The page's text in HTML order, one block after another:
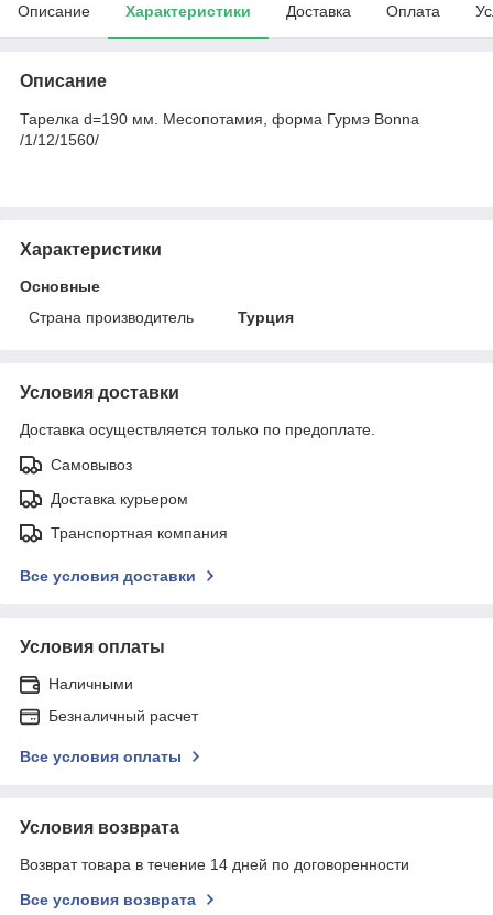
Описание Характеристики Доставка Оплата
Описание
Тарелка d=190 мм. Месопотамия, форма Гурмэ Bonna
/1/12/1560/
Характеристики
Основные
Страна производитель
Турция
Условия доставки
Доставка осуществляется только по предоплате.
Самовывоз
Доставка курьером
Транспортная компания
Все условия доставки
Условия оплаты
Наличными
Безналичный расчет
Все условия оплаты
Условия возврата
Возврат товара в течение 14 дней по договоренности
Все условия возврата